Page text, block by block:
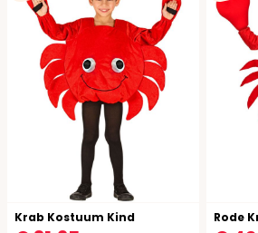
Krab Kostuum Kind Rode